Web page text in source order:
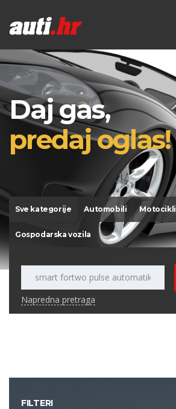
Daj gas,
predaj oglas!
Sve kategorije Automobili Motocikli
Gospodarska vozila
Napredna pretraga
FILTERI